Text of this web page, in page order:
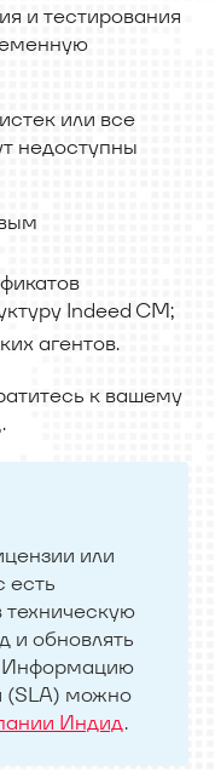
и тестирования
или все
недоступны
Indeed CM;
агентов.
к вашему
или
есть
и обновлять
Информацию
(SLA) можно
Индид.